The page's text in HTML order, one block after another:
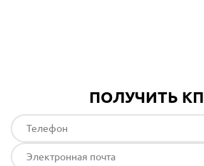
ПОЛУЧИТЬ КП